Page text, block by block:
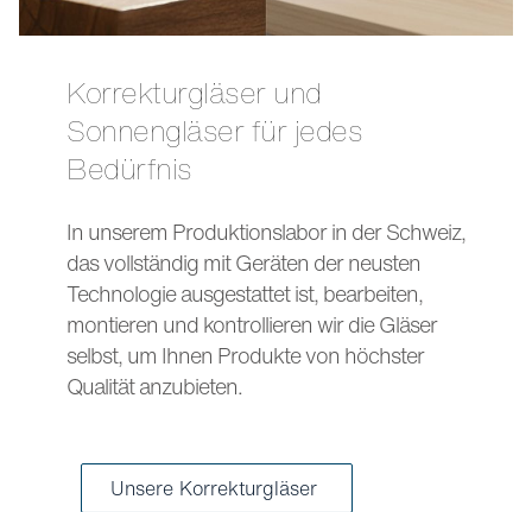
Korrekturgläser und
Sonnengläser für jedes
Bedürfnis
In unserem Produktionslabor in der Schweiz,
das vollständig mit Geräten der neusten
Technologie ausgestattet ist, bearbeiten,
montieren und kontrollieren wir die Gläser
selbst, um Ihnen Produkte von höchster
Qualität anzubieten.
Unsere Korrekturgläser